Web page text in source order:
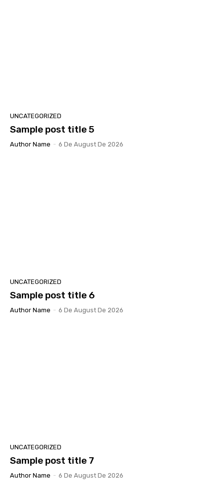
UNCATEGORIZED
Sample post title 5
Author Name - 6 De August De 2026
UNCATEGORIZED
Sample post title 6
Author Name - 6 De August De 2026
UNCATEGORIZED
Sample post title 7
Author Name - 6 De August De 2026